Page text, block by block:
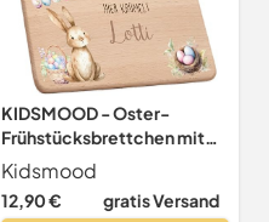
KIDSMOOD - Oster-
Frühstücksbrettchen mit
Namen | Schneidebrett
Holz mit Osterhase-Motiv –
Personalisierte Oster-
Kidsmood
12,90 € gratis Versand